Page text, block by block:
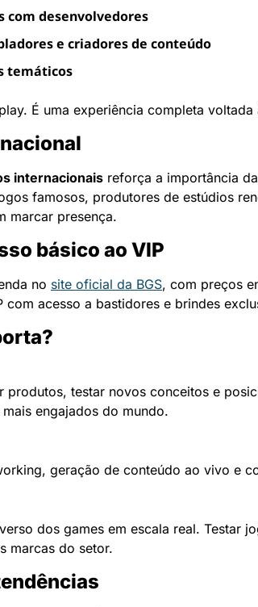
com desenvolvedores
e criadores de conteúdo
temáticos
É uma experiência completa voltada
internacionais reforça a importância
famosos, produtores de estúdios
marcar presença.
básico ao VIP
no site oficial da BGS, com preços
com acesso a bastidores e brindes
produtos, testar novos conceitos e
engajados do mundo.
geração de conteúdo ao vivo e
dos games em escala real. Testar
marcas do setor.